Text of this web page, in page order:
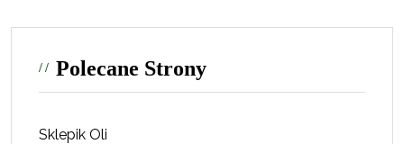
Polecane Strony
Sklepik Oli